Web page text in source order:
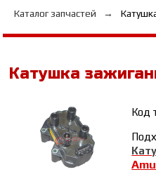
Каталог запчастей
Катушка
Код